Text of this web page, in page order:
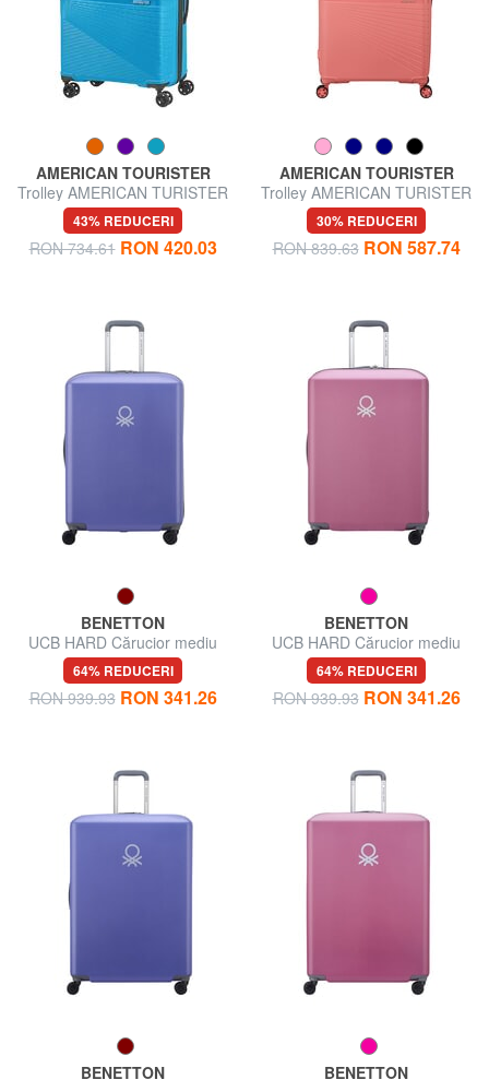
AMERICAN TOURISTER
Trolley AMERICAN TURISTER
AIRCONIC, mărime medie,
ușoară
43% REDUCERI
RON 734.61 RON 420.03
AMERICAN TOURISTER
Trolley AMERICAN TURISTER
AIRCONIC, dimensiuni mari,
ușoare
30% REDUCERI
RON 839.63 RON 587.74
BENETTON
UCB HARD Cărucior mediu
64% REDUCERI
RON 939.93 RON 341.26
BENETTON
UCB HARD Cărucior mediu
64% REDUCERI
RON 939.93 RON 341.26
BENETTON
BENETTON